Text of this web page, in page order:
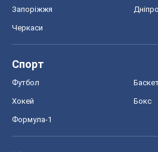
Запоріжжя Дніпро
Черкаси
Спорт
Футбол
Хокей Бокс
Формула-1